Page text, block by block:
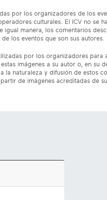
por los organizadores de los
culturales. El ICV no se
manera, los comentarios
los eventos que son sus autores.
por los organizadores para
imágenes a su autor o, en su
naturaleza y difusión de estos
de imágenes acreditadas de